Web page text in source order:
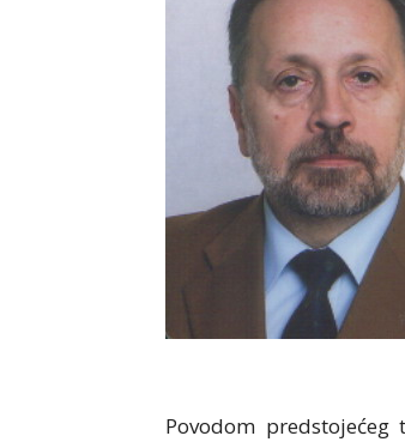
Povodom